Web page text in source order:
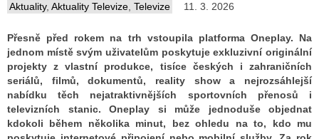
RADIA
RÁDIÍ
RÁDIÍ
VYSÍLAČE
Aktuality, Aktuality Televize Televize 11. 3. 2026
Přesně před rokem na trh vstoupila platforma Oneplay. Na
jednom místě svým uživatelům poskytuje exkluzivní originální
projekty z vlastní produkce, tisíce českých i zahraničních
seriálů, filmů, dokumentů, reality show a nejrozsáhlejší
nabídku těch nejatraktivnějších sportovních přenosů i
televizních stanic. Oneplay si může jednoduše objednat
kdokoli během několika minut, bez ohledu na to, kdo mu